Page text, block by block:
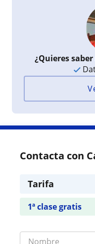
¿Quieres
Contacta con
Tarifa
1ª clase gratis